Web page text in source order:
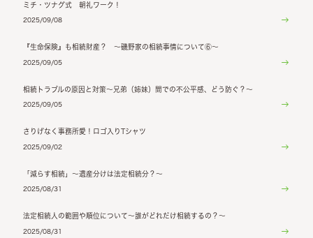
ミチ・ツナグ式 朝礼ワーク！
2025/09/08
『生命保険』も相続財産？ ～磯野家の相続事情について⑥～
2025/09/05
相続トラブルの原因と対策～兄弟（姉妹）間での不公平感、どう防ぐ？～
2025/09/05
さりげなく事務所愛！ロゴ入りTシャツ
2025/09/02
「減らす相続」～遺産分けは法定相続分？～
2025/08/31
法定相続人の範囲や順位について～誰がどれだけ相続するの？～
2025/08/31